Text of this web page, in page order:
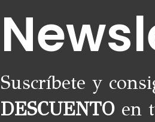
Suscríbete y
DESCUENTO en